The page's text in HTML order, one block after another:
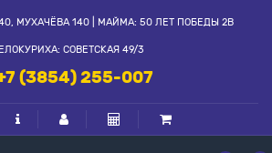
МУХАЧЁВА 140 | МАЙМА: 50 ЛЕТ ПОБЕДЫ 2В
СОВЕТСКАЯ 49/3
(3854) 255-007